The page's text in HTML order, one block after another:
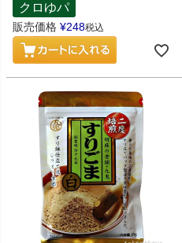
クロゆパ
販売価格 ¥248税込